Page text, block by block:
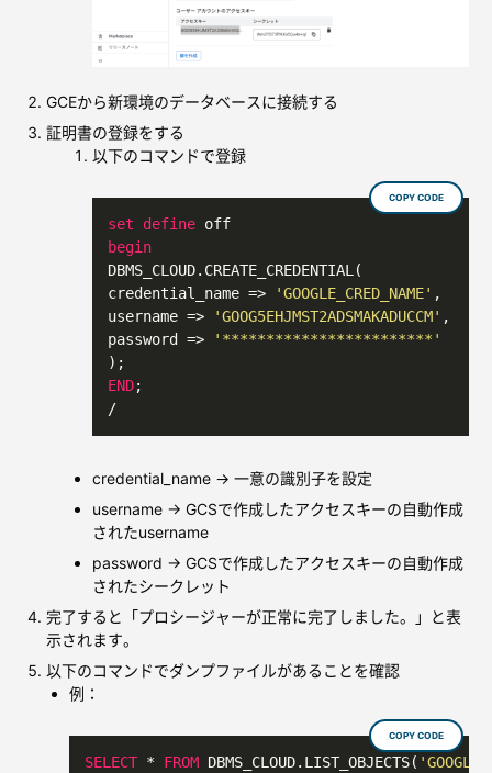
GCEから新環境のデータベースに接続する
証明書の登録をする
以下のコマンドで登録
COPY CODE
set define
begin
DBMS_CLOUD.CREATE_CREDENTIAL(
credential_name => 'GOOGLE_CRED_NAME' ,
username => 'GOOG5EHJMST2ADSMAKADUCCM' ,
password =>
'************************'
END
/
credential_name → 一意の識別子を設定
username → GCSで作成したアクセスキーの自動作成
されたusername
password → GCSで作成したアクセスキーの自動作成
されたシークレット
完了すると「プロシージャーが正常に完了しました。」と表
示されます。
以下のコマンドでダンプファイルがあることを確認
例：
COPY CODE
SELECT * FROM DBMS_CLOUD.LIST_OBJECTS(